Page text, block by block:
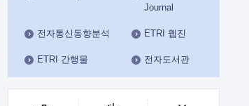
Journal
전자통신동향분석 ETRI 웹진
ETRI 간행물 전자도서관